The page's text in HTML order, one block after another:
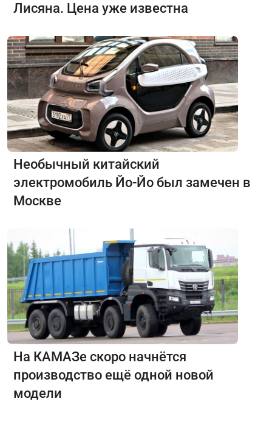
Лисяна. Цена уже известна
Необычный китайский
электромобиль Йо-Йо был замечен в
Москве
На КАМАЗе скоро начнётся
производство ещё одной новой
модели